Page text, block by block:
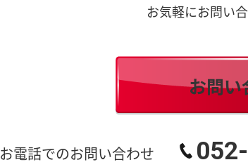
お気軽にお問い
お問い
お電話でのお問い合わせ